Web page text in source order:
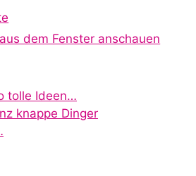
i
d
dem Fenster anschauen
tolle Ideen…
knappe Dinger